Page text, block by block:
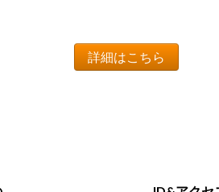
詳細はこちら